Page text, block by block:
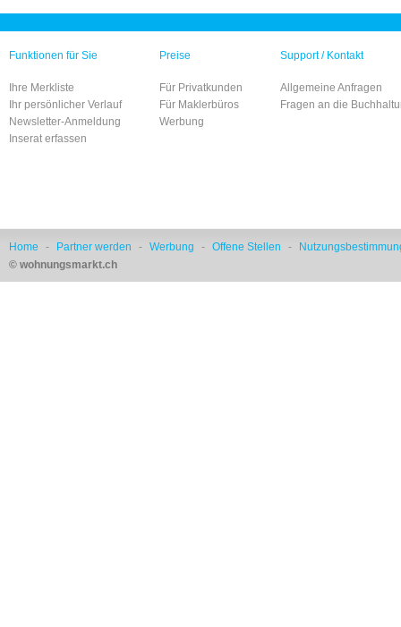
Funktionen für Sie
Ihre Merkliste
Ihr persönlicher Verlauf
Newsletter-Anmeldung
Inserat erfassen
Preise
Für Privatkunden
Für Maklerbüros
Werbung
Support / Kontakt
Allgemeine Anfragen
Fragen an die
Home - Partner werden - Werbung - Offene Stellen -
© wohnungsmarkt.ch